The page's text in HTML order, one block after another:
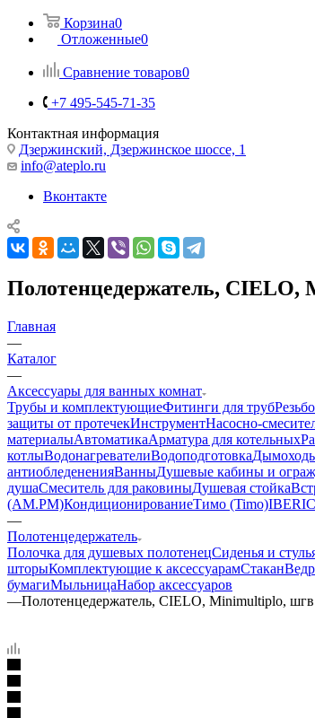
Корзина0
Отложенные0
Сравнение товаров0
+7 495-545-71-35
Контактная информация
Дзержинский, Дзержинское шоссе, 1
info@ateplo.ru
Вконтакте
Полотенцедержатель,
Главная
—
Каталог
—
Аксессуары для ванных комнат
Трубы и комплектующиеФитинги для труб
защиты от протечекИнструментНасосно-
материалыАвтоматикаАрматура для котельных
котлыВодонагревателиВодоподготовка
антиобледененияВанныДушевые кабины и
душаСмеситель для раковиныДушевая стойка
(AM.PM)КондиционированиеТимо (Timo)
—
Полотенцедержатель
Полочка для душевых полотенецСиденья и
шторыКомплектующие к аксессуарамСтакан
бумагиМыльницаНабор аксессуаров
—Полотенцедержатель, CIELO, Minimultiplo,